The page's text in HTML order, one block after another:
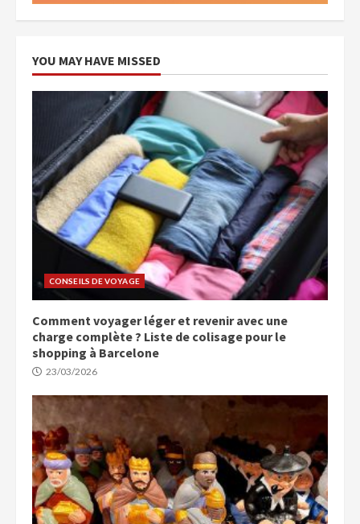
YOU MAY HAVE MISSED
CONSEILS DE VOYAGE
Comment voyager léger et revenir avec une
charge complète ? Liste de colisage pour le
shopping à Barcelone
23/03/2026